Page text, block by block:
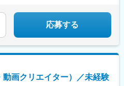
都府)、近鉄丹波橋駅、西大路三条駅、
海線)、蒲生四丁目駅、桃谷駅、西黒崎
(北海道)、西１８丁目駅、環状通東駅、
(北海道)、豊平公園駅、西２８丁目
駅、千種駅、京都駅、京阪山科駅、竹
駅(京都市営)、京都河原町駅、丹波橋
、西院駅(阪急線)、梅田駅(地下鉄)、大
応募する
画クリエイター）／未経験